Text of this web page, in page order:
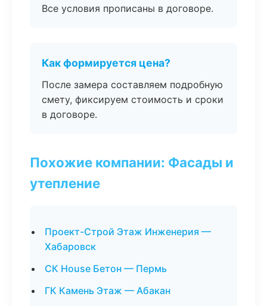
Все условия прописаны в договоре.
Как формируется цена?
После замера составляем подробную
смету, фиксируем стоимость и сроки
в договоре.
Похожие компании: Фасады и
утепление
Проект-Строй Этаж Инженерия —
Хабаровск
СК House Бетон — Пермь
ГК Камень Этаж — Абакан